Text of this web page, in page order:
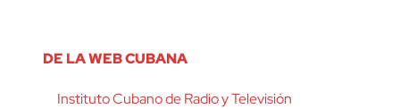
DE LA WEB CUBANA
Instituto Cubano de Radio y Televisión